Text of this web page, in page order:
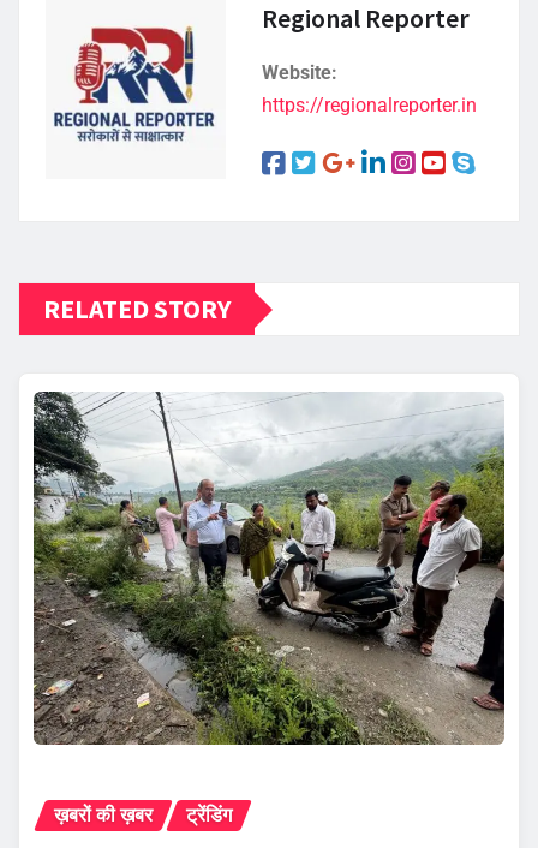
Regional Reporter
Website:
https://regionalreporter.in
RELATED STORY
ख़बरों की ख़बर ट्रेंडिंग